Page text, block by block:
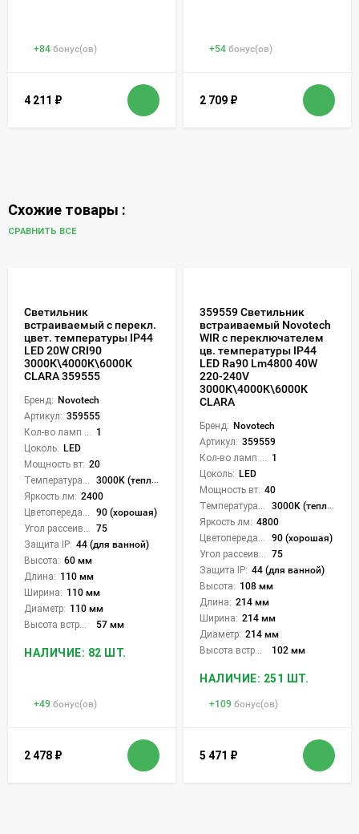
+84 бонус(ов)
4 211 ₽
+54 бонус(ов)
2 709 ₽
Схожие товары :
СРАВНИТЬ ВСЕ
Светильник
встраиваемый с перекл.
цвет. температуры IP44
LED 20W CRI90
3000К\4000К\6000К
CLARA 359555
Бренд: Novotech
Артикул: 359555
Кол-во ламп или LED: 1
Цоколь: LED
Мощность вт: 20
Температура света:
3000K (теплый), 4000K (нейтральный), 6000K (холодный), CCT механическое переключение
Яркость лм: 2400
Цветопередача (CRI):
90 (хорошая)
Угол рассеивания света °: 75
Защита IP: 44 (для ванной)
Высота: 60 мм
Длина: 110 мм
Ширина: 110 мм
Диаметр: 110 мм
Высота встройки:
57 мм
НАЛИЧИЕ: 82 ШТ.
+49 бонус(ов)
2 478 ₽
359559 Светильник
встраиваемый Novotech
WIR с переключателем
цв. температуры IP44
LED Ra90 Lm4800 40W
220-240V
3000К\4000К\6000К
CLARA
Бренд: Novotech
Артикул: 359559
Кол-во ламп или LED: 1
Цоколь: LED
Мощность вт: 40
Температура света:
3000K (теплый), 4000K (нейтральный), 6000K (холодный), CCT механическое переключение
Яркость лм: 4800
Цветопередача (CRI):
90 (хорошая)
Угол рассеивания света °: 75
Защита IP: 44 (для ванной)
Высота: 108 мм
Длина: 214 мм
Ширина: 214 мм
Диаметр: 214 мм
Высота встройки:
102 мм
НАЛИЧИЕ: 251 ШТ.
+109 бонус(ов)
5 471 ₽